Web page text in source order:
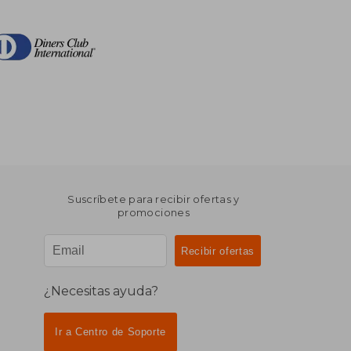
Suscríbete para recibir ofertas y
promociones
¿Necesitas ayuda?
Ir a Centro de Soporte